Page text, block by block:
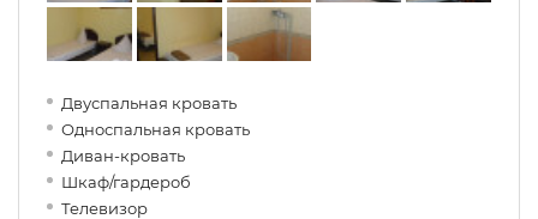
Двуспальная кровать
Односпальная кровать
Диван-кровать
Шкаф/гардероб
Телевизор